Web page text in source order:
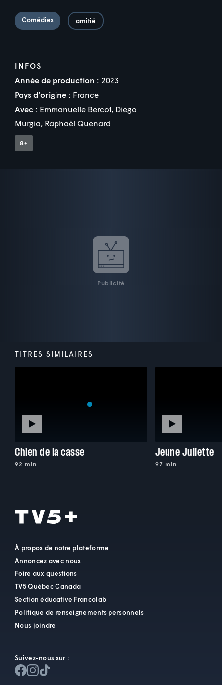
Comédies amitié
INFOS
Année de production : 2023
Pays d’origine : France
Avec : Emmanuelle Bercot, Diego
Murgia, Raphaël Quenard
Publicité
TITRES SIMILAIRES
Chien de la casse
92 min
Jeune Juliette
97 min
À propos de notre plateforme
Annoncez avec nous
Foire aux questions
TV5 Québec Canada
Section éducative Francolab
Politique de renseignements personnels
Nous joindre
Suivez-nous sur :